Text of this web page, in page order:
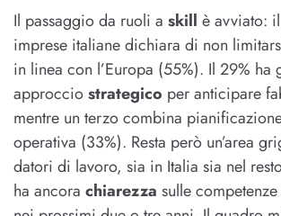
Il passaggio da ruoli a skill è avviato:
imprese italiane dichiara di non
in linea con l’Europa (55%). Il 29% ha
approcciostrategico per anticipare
mentre un terzo combina
operativa (33%). Resta però un’area
datori di lavoro, sia in Italia sia nel
ha ancora chiarezza sulle